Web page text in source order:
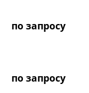
по запросу
по запросу